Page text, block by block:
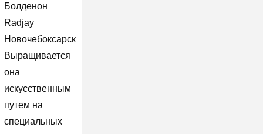
Болденон
Radjay
Новочебоксарск
Выращивается
она
искусственным
путем на
специальных